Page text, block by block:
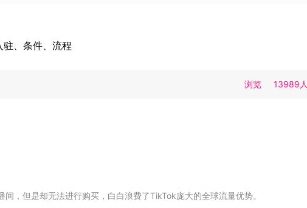
、条件、流程
浏览 13989人
，但是却无法进行购买，白白浪费了TikTok庞大的全球流量优势。